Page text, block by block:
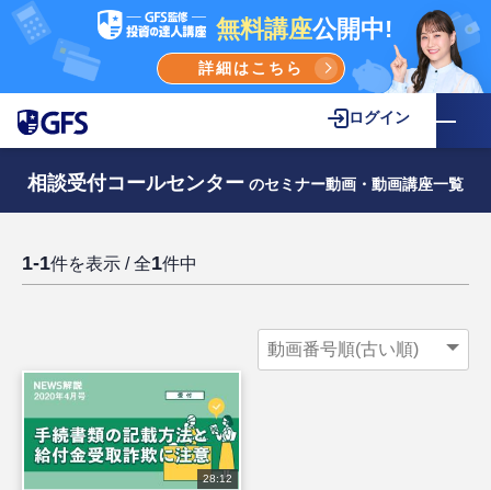
無料講座公開中!
詳細はこちら
ログイン
相談受付コールセンター のセミナー動画・動画講座一覧
1-1件を表示 / 全1件中
28:12